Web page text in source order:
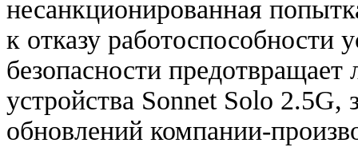
несанкционированная
к отказу работоспособности
безопасности
устройства Sonnet Solo 2.5G,
обновлений компании-